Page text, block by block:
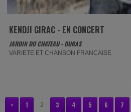
KENDJI GIRAC - EN CONCERT
JARDIN DU CHATEAU - DURAS
VARIETE ET CHANSON FRANCAISE
< 1 2 3 4 5 6 7